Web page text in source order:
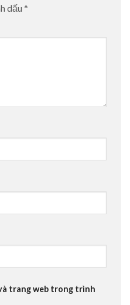
dấu *
trang web trong trình